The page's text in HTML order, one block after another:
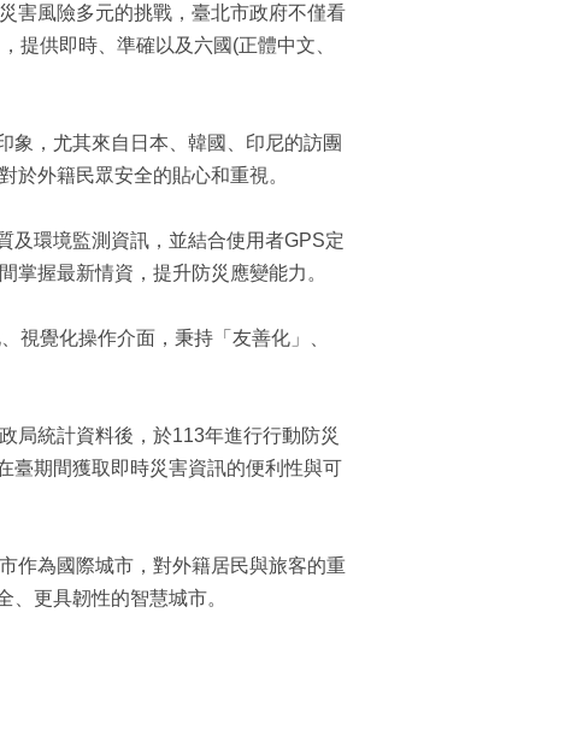
害風險多元的挑戰，臺北市政府不僅看
，提供即時、準確以及六國(正體中文、
象，尤其來自日本、韓國、印尼的訪團
於外籍民眾安全的貼心和重視。
及環境監測資訊，並結合使用者GPS定
掌握最新情資，提升防災應變能力。
視覺化操作介面，秉持「友善化」、
局統計資料後，於113年進行行動防災
臺期間獲取即時災害資訊的便利性與可
作為國際城市，對外籍居民與旅客的重
更具韌性的智慧城市。